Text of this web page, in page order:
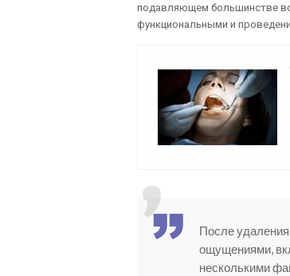
подавляющем большинстве
функциональными и
После
ощущениями,
несколькими